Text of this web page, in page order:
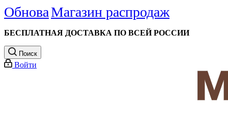
ОбноваМагазин распродаж
БЕСПЛАТНАЯ ДОСТАВКА ПО ВСЕЙ РОССИИ
Поиск
Войти